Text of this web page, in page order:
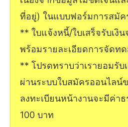
ที่อยู่) ในแบบฟอร์มการสมัค
** ใบแจ้งหนี้/ใบเสร็จรับเงิน
พร้อมรายละเอียดการจัดท
** โปรดทราบว่าเรายอมรับ
ผ่านระบบใบสมัครออนไลน์ข
ลงทะเบียนหน้างานจะมีค่าธ
100 บาท